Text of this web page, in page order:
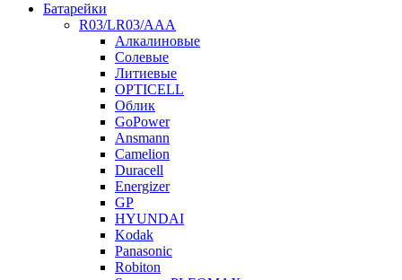
Батарейки
R03/LR03/AAA
Алкалиновые
Солевые
Литиевые
OPTICELL
Облик
GoPower
Ansmann
Camelion
Duracell
Energizer
GP
HYUNDAI
Kodak
Panasonic
Robiton